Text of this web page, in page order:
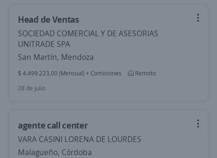
Head de Ventas
SOCIEDAD COMERCIAL Y DE ASESORIAS
UNITRADE SPA
San Martín, Mendoza
$ 4.499.223,00 (Mensual) + Comisiones
Remoto
28 de julio
agente call center
VARA CASINI LORENA DE LOURDES
Malagueño, Córdoba